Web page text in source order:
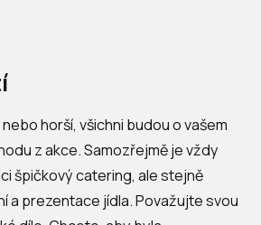
horší, všichni budou o vašem
z akce. Samozřejmě je vždy
špičkový catering, ale stejně
a prezentace jídla. Považujte svou